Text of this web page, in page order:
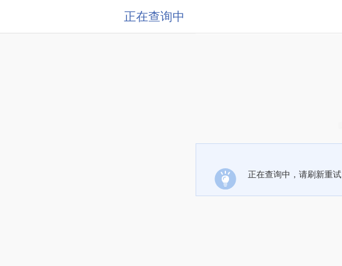
正在查询中
正在查询中，请刷新重试